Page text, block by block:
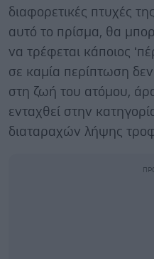
διαφορετικές πτυχές
αυτό το πρίσμα, θα
να τρέφεται κάποιος
σε καμία περίπτωση δεν
στη ζωή του ατόμου,
ενταχθεί στην
διαταραχών λήψης